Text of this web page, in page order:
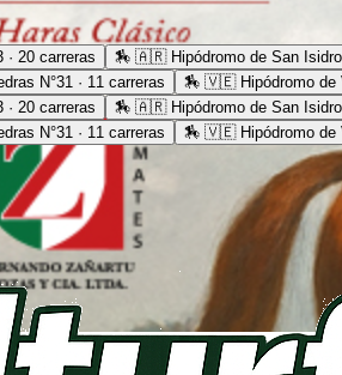
20 carreras 🏇 🇦🇷 Hipódromo de San Isidro
N°31 · 11 carreras 🏇 🇻🇪 Hipódromo de
20 carreras 🏇 🇦🇷 Hipódromo de San Isidro
N°31 · 11 carreras 🏇 🇻🇪 Hipódromo de